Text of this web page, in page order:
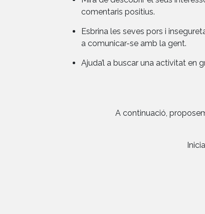
comentaris positius.
Esbrina les seves pors i
a comunicar-se amb la gent.
Ajuda’l a buscar una activitat en
A continuació,